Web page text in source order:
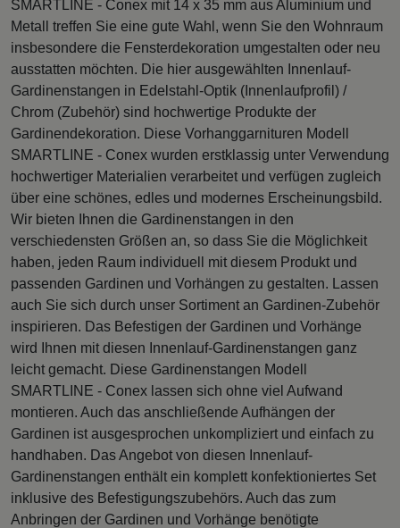
SMARTLINE - Conex mit 14 x 35 mm aus Aluminium und
Metall treffen Sie eine gute Wahl, wenn Sie den Wohnraum
insbesondere die Fensterdekoration umgestalten oder neu
ausstatten möchten. Die hier ausgewählten Innenlauf-
Gardinenstangen in Edelstahl-Optik (Innenlaufprofil) /
Chrom (Zubehör) sind hochwertige Produkte der
Gardinendekoration. Diese Vorhanggarnituren Modell
SMARTLINE - Conex wurden erstklassig unter Verwendung
hochwertiger Materialien verarbeitet und verfügen zugleich
über eine schönes, edles und modernes Erscheinungsbild.
Wir bieten Ihnen die Gardinenstangen in den
verschiedensten Größen an, so dass Sie die Möglichkeit
haben, jeden Raum individuell mit diesem Produkt und
passenden Gardinen und Vorhängen zu gestalten. Lassen
auch Sie sich durch unser Sortiment an Gardinen-Zubehör
inspirieren. Das Befestigen der Gardinen und Vorhänge
wird Ihnen mit diesen Innenlauf-Gardinenstangen ganz
leicht gemacht. Diese Gardinenstangen Modell
SMARTLINE - Conex lassen sich ohne viel Aufwand
montieren. Auch das anschließende Aufhängen der
Gardinen ist ausgesprochen unkompliziert und einfach zu
handhaben. Das Angebot von diesen Innenlauf-
Gardinenstangen enthält ein komplett konfektioniertes Set
inklusive des Befestigungszubehörs. Auch das zum
Anbringen der Gardinen und Vorhänge benötigte